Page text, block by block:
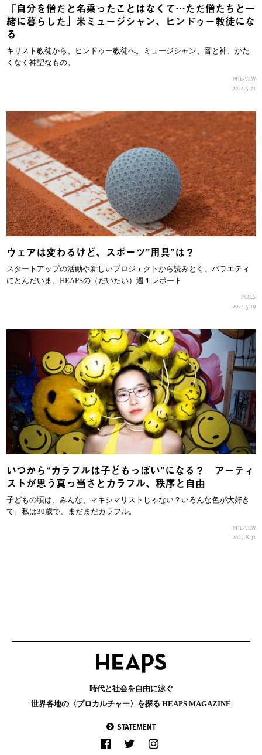
「自分を僧だと名乗ったことはなくて…ただ僧たちと一
緒に暮らした」米ミュージシャン、ヒンドゥー教徒にな
る
キリスト教徒から、ヒンドゥー教徒へ。ミュージシャン、音と神、かた
くなく神聖なもの。
INTERVIEW
2024.5.21
ウェアは変わるけど、スポーツ”用具”は？
スタートアップの活動や新しいプロジェクトから読みとく、バラエティ
にとんだいま。HEAPSの（だいたい）週１レポート
PIECES
2024.5.19
いつから“カラフルは子どもっぽい”になる？ アーティ
ストが思う真っ当さとカラフル、秩序と自由
子どもの頃は、みんな、マキシマリストじゃない？いろんな色が大好き
で。私は30歳で、まだまだカラフル。
INTERVIEW
2023.8.31
時代と社会を自由に泳ぐ
世界各地の〈プロカルチャー〉を探る HEAPS MAGAZINE
STATEMENT